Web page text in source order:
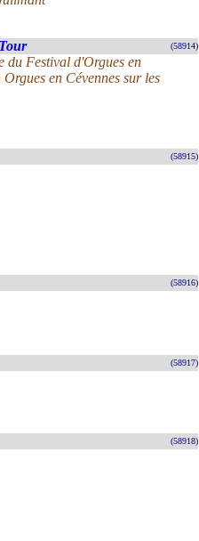
(58914)
du Festival d'Orgues en
en Cévennes sur les
(58915)
(58916)
(58917)
(58918)